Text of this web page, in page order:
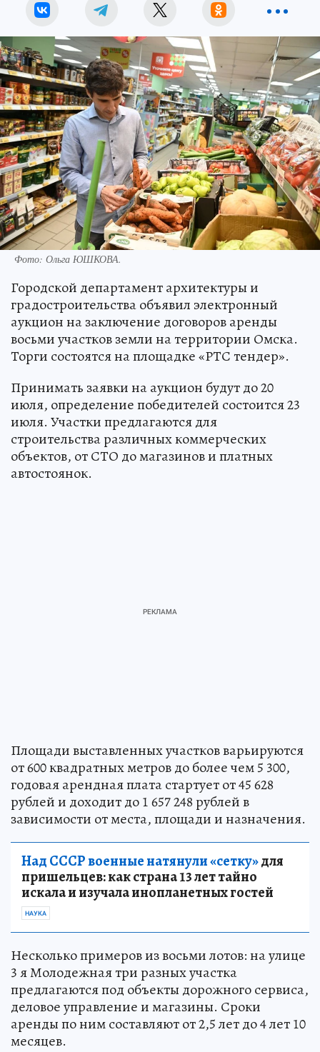
Фото: Ольга ЮШКОВА.
Городской департамент архитектуры и
градостроительства объявил электронный
аукцион на заключение договоров аренды
восьми участков земли на территории Омска.
Торги состоятся на площадке «РТС тендер».
Принимать заявки на аукцион будут до 20
июля, определение победителей состоится 23
июля. Участки предлагаются для
строительства различных коммерческих
объектов, от СТО до магазинов и платных
автостоянок.
Площади выставленных участков варьируются
от 600 квадратных метров до более чем 5 300,
годовая арендная плата стартует от 45 628
рублей и доходит до 1 657 248 рублей в
зависимости от места, площади и назначения.
Над СССР военные натянули «сетку»для
пришельцев: как страна 13 лет тайно
искала и изучала инопланетных гостей
НАУКА
Несколько примеров из восьми лотов: на улице
3 я Молодежная три разных участка
предлагаются под объекты дорожного сервиса,
деловое управление и магазины. Сроки
аренды по ним составляют от 2,5 лет до 4 лет 10
месяцев.